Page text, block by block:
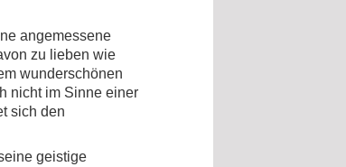
angemessene
zu lieben wie
wunderschönen
nicht im Sinne einer
sich den
geistige